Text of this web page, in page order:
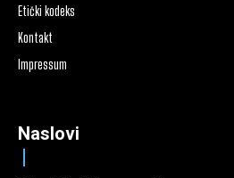
Etički kodeks
Kontakt
Impressum
Naslovi